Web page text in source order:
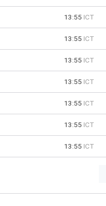
13:55 ICT
13:55 ICT
13:55 ICT
13:55 ICT
13:55 ICT
13:55 ICT
13:55 ICT